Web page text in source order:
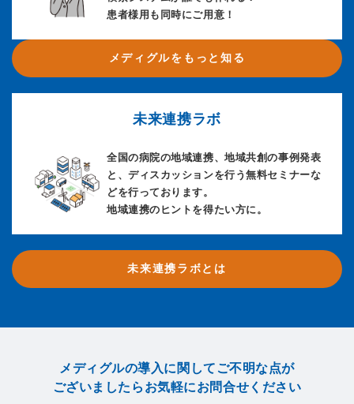
患者様用も同時にご用意！
メディグルをもっと知る
未来連携ラボ
全国の病院の地域連携、地域共創の事例発表
と、ディスカッションを行う無料セミナーな
どを行っております。
地域連携のヒントを得たい方に。
未来連携ラボとは
メディグルの導入に関してご不明な点が
ございましたら お気軽にお問合せください